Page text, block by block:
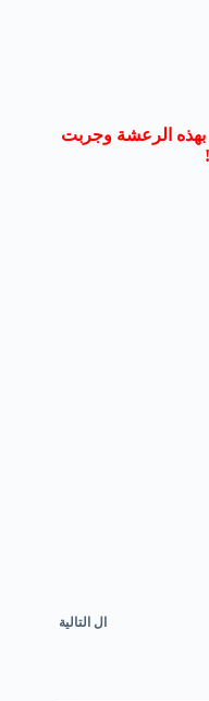
بهذه الرعشة وجربت
ال التالية